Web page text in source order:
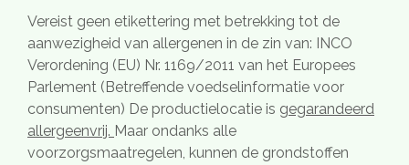
Vereist geen etikettering met betrekking tot de
aanwezigheid van allergenen in de zin van: INCO
Verordening (EU) Nr. 1169/2011 van het Europees
Parlement (Betreffende voedselinformatie voor
consumenten) De productielocatie is gegarandeerd
allergeenvrij. Maar ondanks alle
voorzorgsmaatregelen, kunnen de grondstoffen